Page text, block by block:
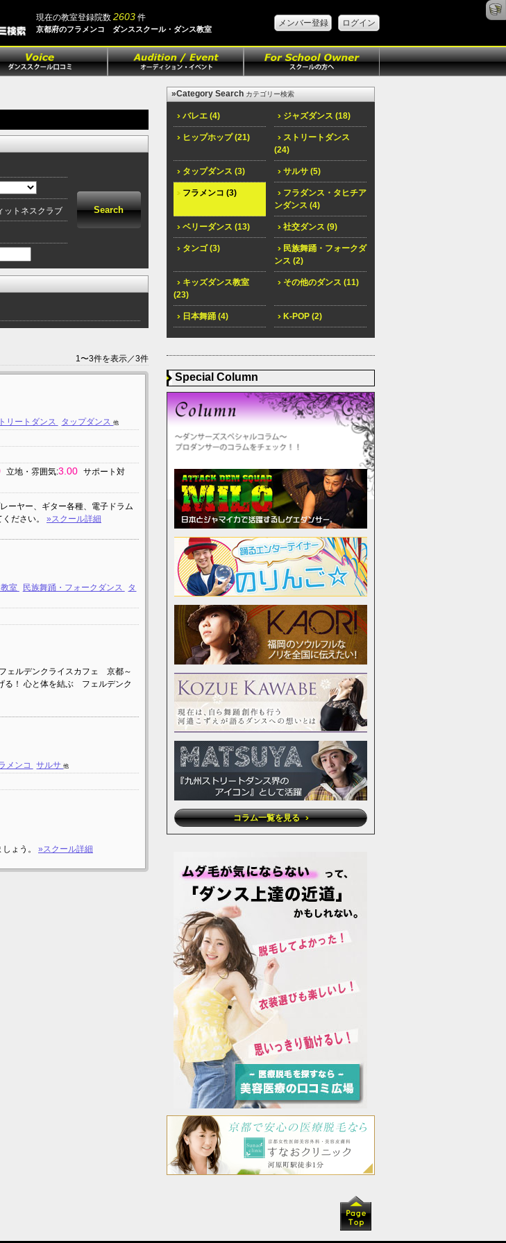
現在の教室登録院数 2603件
京都府のフラメンコ ダンススクール・ダンス教室
メンバー登録 ログイン
ットネスクラブ
1〜3件を表示／3件
リートダンス タップダンス他
立地・雰囲気:3.00 サポート対
ーヤー、ギター各種、電子ドラム
ださい。 »スクール詳細
室 民族舞踊・フォークダンス
タ
ェルデンクライスカフェ 京都～
る！ 心と体を結ぶ フェルデンク
メンコ サルサ他
ょう。 »スクール詳細
»Category Search カテゴリー検索
バレエ (4) ジャズダンス (18)
ヒップホップ (21)
ストリートダンス
(24)
タップダンス (3) サルサ (5)
フラメンコ (3)
フラダンス・タヒチア
ンダンス (4)
ベリーダンス (13) 社交ダンス (9)
タンゴ (3)
民族舞踊・フォークダ
ンス (2)
キッズダンス教室
(23)
その他のダンス (11)
日本舞踊 (4) K-POP (2)
Special Column
コラム一覧を見る